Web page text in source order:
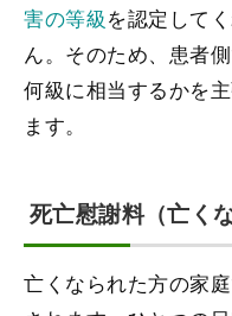
害の等級を認定して
ん。そのため、患者
何級に相当するかを
ます。
死亡慰謝料（亡く
亡くなられた方の家